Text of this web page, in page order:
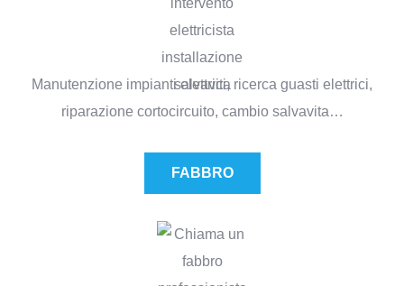
Manutenzione impianti elettrici, ricerca guasti elettrici,
riparazione cortocircuito, cambio salvavita…
FABBRO​